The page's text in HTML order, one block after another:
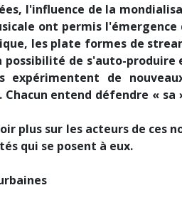
l'influence de la
ont permis l'émergence
les plate formes de
de s'auto-produire
expérimentent de
entend défendre « sa
plus sur les acteurs de ces
qui se posent à eux.